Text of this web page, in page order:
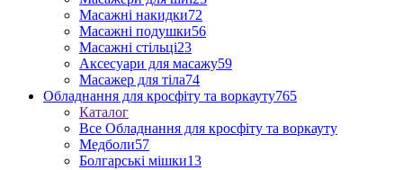
Масажні накидки72
Масажні подушки56
Масажні стільці23
Аксесуари для масажу59
Масажер для тіла74
Обладнання для кросфіту та воркауту765
Каталог
Все Обладнання для кросфіту та воркауту
Медболи57
Болгарські мішки13